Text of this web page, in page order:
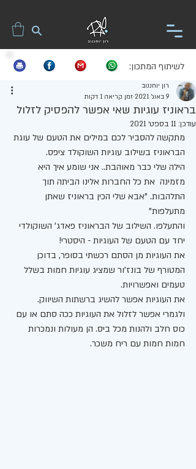
לשיתוף המתכון:
בראוניז עוגיות שאי אפשר להפסיק לזלול
רון יוחננוב
9 באוג׳ 2021
זמן קריאה 1 דקות
עודכן: 11 בספט׳ 2021
מתקשה להסביר לכם במילים את הטעם של עוגת
הבראוניז בשילוב עוגיות השוקולד ציפס.
הילה שלי כבר מאוהבת.. אני שומע איך היא
מזמינה  את כל החברות אלינו הביתה תוך
התלהבות. "אבא שלי הכין בראוניז שאתן
מתעלפות"
והתעלפו. השילוב של הבראוניז פאדג' השוקולדי
יחד עם הטעם של העוגיות - היסטרי!
את העוגיות מן הסתם רכשתי בסופר, בדוכן
המטורף של בונז'ור שמציג עוגיות חמות בשלל
טעמים ואפשרויות.
את העוגיות אפשר להשיג ברשתות השיווק.
ולגמרי אפשר לזלול את העוגיות ככה סתם או עם
כוס חלב ולהנות מכל ביס. הן מעולות ונמכרות
חמות חמות עם ריח משכר.